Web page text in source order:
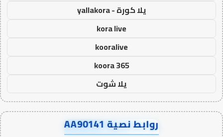
يلا كورة - yallakora
kora live
kooralive
koora 365
يلا شوت
روابط نصية AA90141